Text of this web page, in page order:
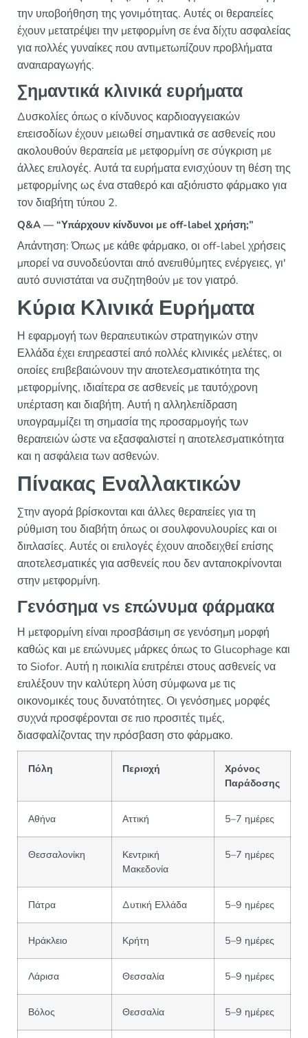
την υποβοήθηση της γονιμότητας. Αυτές οι θεραπείες
έχουν μετατρέψει την μετφορμίνη σε ένα δίχτυ ασφαλείας
για πολλές γυναίκες που αντιμετωπίζουν προβλήματα
αναπαραγωγής.
Σημαντικά κλινικά ευρήματα
Δυσκολίες όπως ο κίνδυνος καρδιοαγγειακών
επεισοδίων έχουν μειωθεί σημαντικά σε ασθενείς που
ακολουθούν θεραπεία με μετφορμίνη σε σύγκριση με
άλλες επιλογές. Αυτά τα ευρήματα ενισχύουν τη θέση της
μετφορμίνης ως ένα σταθερό και αξιόπιστο φάρμακο για
τον διαβήτη τύπου 2.
Q&A — “Υπάρχουν κίνδυνοι με off-label χρήση;”
Απάντηση: Όπως με κάθε φάρμακο, οι off-label χρήσεις
μπορεί να συνοδεύονται από ανεπιθύμητες ενέργειες, γι'
αυτό συνιστάται να συζητηθούν με τον γιατρό.
Κύρια Κλινικά Ευρήματα
Η εφαρμογή των θεραπευτικών στρατηγικών στην
Ελλάδα έχει επηρεαστεί από πολλές κλινικές μελέτες, οι
οποίες επιβεβαιώνουν την αποτελεσματικότητα της
μετφορμίνης, ιδιαίτερα σε ασθενείς με ταυτόχρονη
υπέρταση και διαβήτη. Αυτή η αλληλεπίδραση
υπογραμμίζει τη σημασία της προσαρμογής των
θεραπειών ώστε να εξασφαλιστεί η αποτελεσματικότητα
και η ασφάλεια των ασθενών.
Πίνακας Εναλλακτικών
Στην αγορά βρίσκονται και άλλες θεραπείες για τη
ρύθμιση του διαβήτη όπως οι σουλφονυλουρίες και οι
διπλασίες. Αυτές οι επιλογές έχουν αποδειχθεί επίσης
αποτελεσματικές για ασθενείς που δεν ανταποκρίνονται
στην μετφορμίνη.
Γενόσημα vs επώνυμα φάρμακα
Η μετφορμίνη είναι προσβάσιμη σε γενόσημη μορφή
καθώς και με επώνυμες μάρκες όπως το Glucophage και
το Siofor. Αυτή η ποικιλία επιτρέπει στους ασθενείς να
επιλέξουν την καλύτερη λύση σύμφωνα με τις
οικονομικές τους δυνατότητες. Οι γενόσημες μορφές
συχνά προσφέρονται σε πιο προσιτές τιμές,
διασφαλίζοντας την πρόσβαση στο φάρμακο.
Πόλη Περιοχή
Χρόνος
Παράδοσης
Αθήνα Αττική 5–7 ημέρες
Θεσσαλονίκη
Κεντρική
Μακεδονία
5–7 ημέρες
Πάτρα Δυτική Ελλάδα 5–9 ημέρες
Ηράκλειο Κρήτη 5–9 ημέρες
Λάρισα Θεσσαλία 5–9 ημέρες
Βόλος Θεσσαλία 5–9 ημέρες